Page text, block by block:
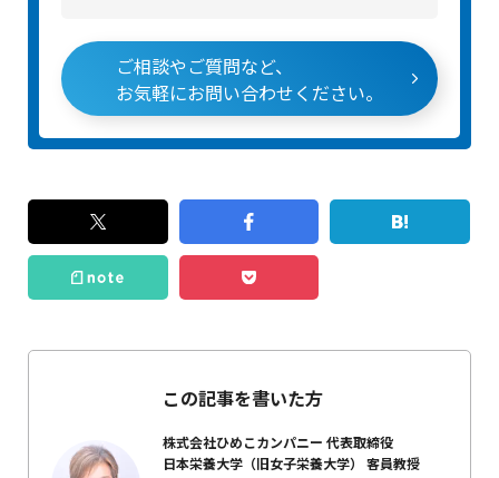
ご相談やご質問など、
お気軽にお問い合わせください。
この記事を書いた方
株式会社ひめこカンパニー 代表取締役
日本栄養大学（旧女子栄養大学）
客員教授